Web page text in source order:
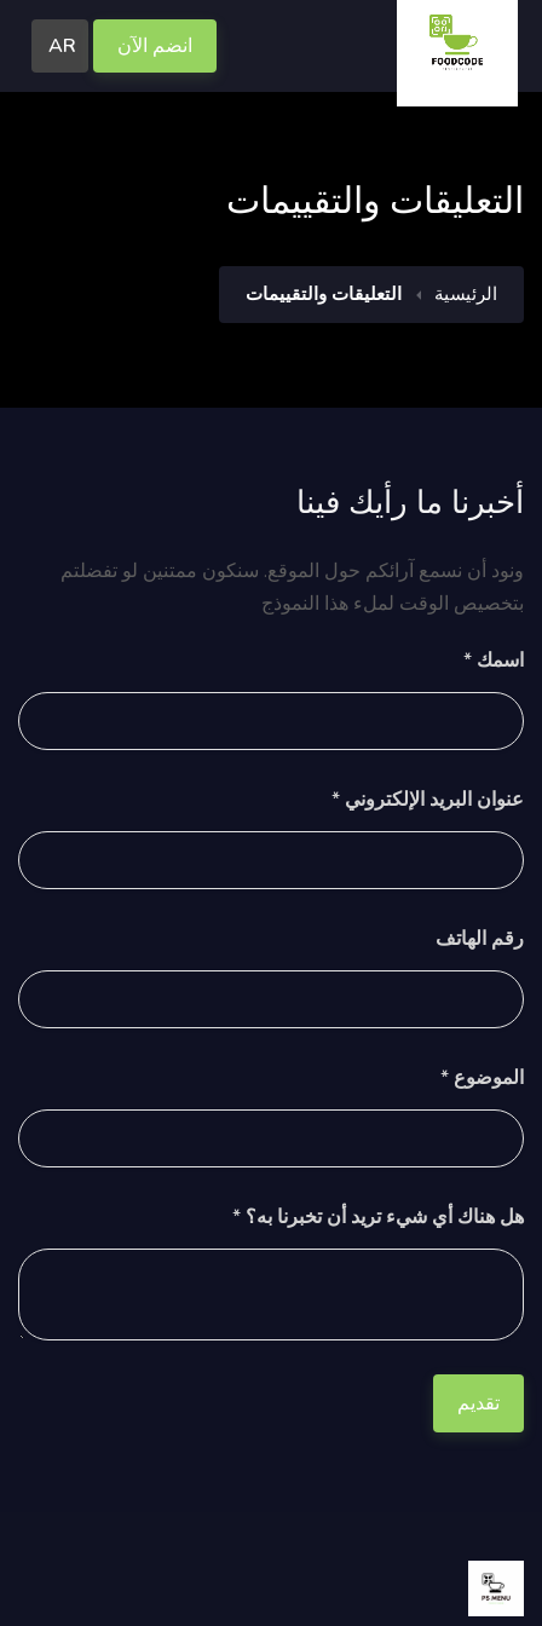
انضم الآن AR
التعليقات والتقييمات
الرئيسية التعليقات والتقييمات
أخبرنا ما رأيك فينا
ونود أن نسمع آرائكم حول الموقع. سنكون ممتنين لو تفضلتم
بتخصيص الوقت لملء هذا النموذج
اسمك *
عنوان البريد الإلكتروني *
رقم الهاتف
الموضوع *
هل هناك أي شيء تريد أن تخبرنا به؟ *